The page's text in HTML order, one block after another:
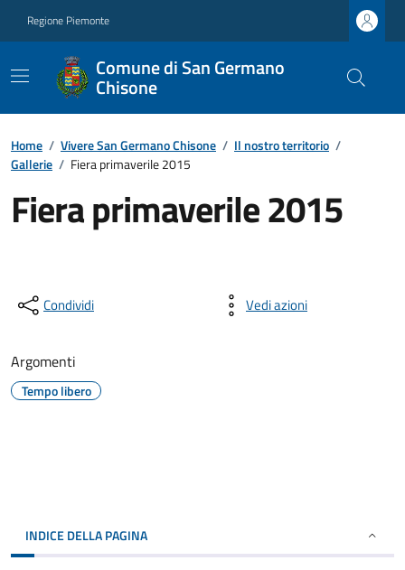
Regione Piemonte
Comune di San Germano
Chisone
Home / Vivere San Germano Chisone / Il nostro territorio /
Gallerie / Fiera primaverile 2015
Fiera primaverile 2015
Condividi Vedi azioni
Argomenti
Tempo libero
INDICE DELLA PAGINA